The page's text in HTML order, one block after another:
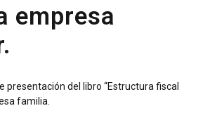
empresa
presentación del libro “Estructura fiscal
familia.